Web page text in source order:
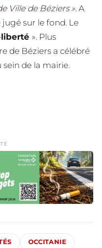
Ville de Béziers ». A
jugé sur le fond. Le
». Plus
de Béziers a célébré
sein de la mairie.
OCCITANIE